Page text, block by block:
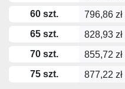
60 szt. 796,86 zł
65 szt. 828,93 zł
70 szt. 855,72 zł
75 szt. 877,22 zł